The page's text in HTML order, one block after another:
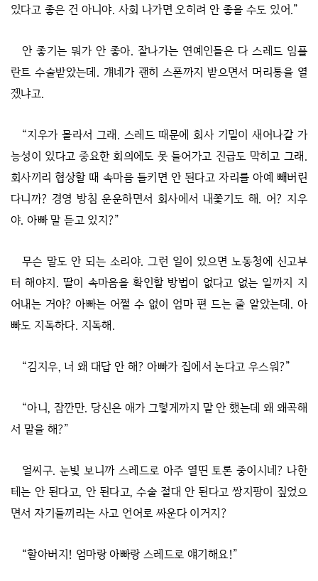
있다고 좋은 건 아니야. 사회 나가면 오히려 안 좋을 수도 있어.”
안 좋기는 뭐가 안 좋아. 잘나가는 연예인들은 다 스레드 임플
란트 수술받았는데. 걔네가 괜히 스폰까지 받으면서 머리통을 열
겠냐고.
“지우가 몰라서 그래. 스레드 때문에 회사 기밀이 새어나갈 가
능성이 있다고 중요한 회의에도 못 들어가고 진급도 막히고 그래.
회사끼리 협상할 때 속마음 들키면 안 된다고 자리를 아예 빼버린
다니까? 경영 방침 운운하면서 회사에서 내쫓기도 해. 어? 지우
야. 아빠 말 듣고 있지?”
무슨 말도 안 되는 소리야. 그런 일이 있으면 노동청에 신고부
터 해야지. 딸이 속마음을 확인할 방법이 없다고 없는 일까지 지
어내는 거야? 아빠는 어쩔 수 없이 엄마 편 드는 줄 알았는데. 아
빠도 지독하다. 지독해.
“김지우, 너 왜 대답 안 해? 아빠가 집에서 논다고 우스워?”
“아니, 잠깐만. 당신은 애가 그렇게까지 말 안 했는데 왜 왜곡해
서 말을 해?”
얼씨구. 눈빛 보니까 스레드로 아주 열띤 토론 중이시네? 나한
테는 안 된다고, 안 된다고, 수술 절대 안 된다고 쌍지팡이 짚었으
면서 자기들끼리는 사고 언어로 싸운다 이거지?
“할아버지! 엄마랑 아빠랑 스레드로 얘기해요!”